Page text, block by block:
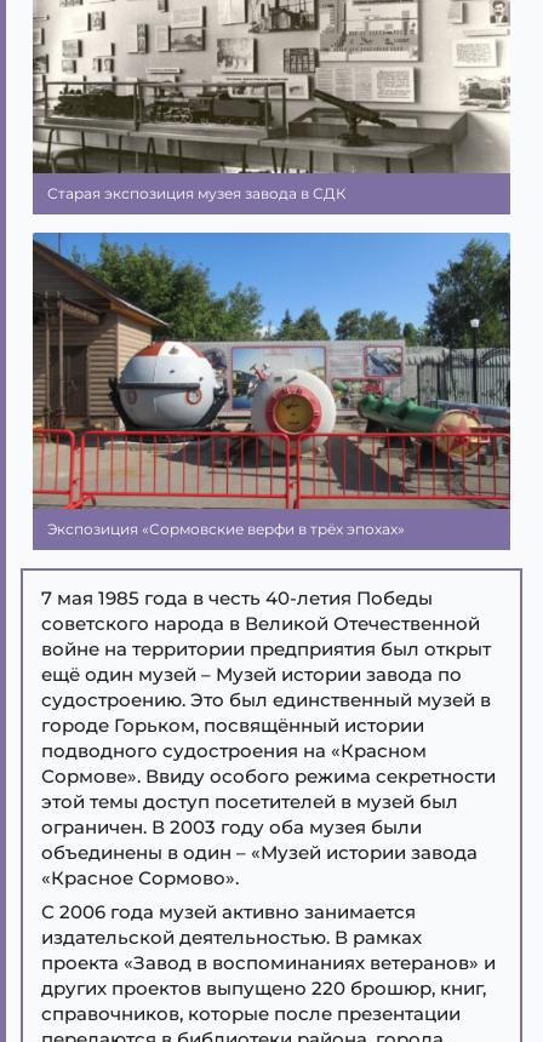
Старая экспозиция музея завода в СДК
Экспозиция «Сормовские верфи в трёх эпохах»
7 мая 1985 года в честь 40-летия Победы
советского народа в Великой Отечественной
войне на территории предприятия был открыт
ещё один музей – Музей истории завода по
судостроению. Это был единственный музей в
городе Горьком, посвящённый истории
подводного судостроения на «Красном
Сормове». Ввиду особого режима секретности
этой темы доступ посетителей в музей был
ограничен. В 2003 году оба музея были
объединены в один – «Музей истории завода
«Красное Сормово».
С 2006 года музей активно занимается
издательской деятельностью. В рамках
проекта «Завод в воспоминаниях ветеранов» и
других проектов выпущено 220 брошюр, книг,
справочников, которые после презентации